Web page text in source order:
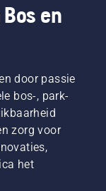
en
door passie
bos-, park-
zorg voor
het